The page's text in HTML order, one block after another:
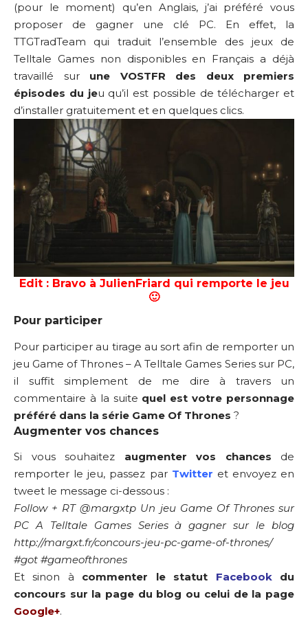
(pour le moment) qu’en Anglais, j’ai préféré vous
proposer de gagner une clé PC. En effet, la
TTGTradTeam qui traduit l’ensemble des jeux de
Telltale Games non disponibles en Français a déjà
travaillé sur une VOSTFR des deux premiers
épisodes du jeu qu’il est possible de télécharger et
d’installer gratuitement et en quelques clics.
Edit : Bravo à JulienFriard qui remporte le jeu
🙂
Pour participer
Pour participer au tirage au sort afin de remporter un
jeu Game of Thrones – A Telltale Games Series sur PC,
il suffit simplement de me dire à travers un
commentaire à la suite quel est votre personnage
préféré dans la série Game Of Thrones ?
Augmenter vos chances
Si vous souhaitez augmenter vos chances de
remporter le jeu, passez par Twitter et envoyez en
tweet le message ci-dessous :
Follow + RT @margxtp Un jeu Game Of Thrones sur
PC A Telltale Games Series à gagner sur le blog
http://margxt.fr/concours-jeu-pc-game-of-thrones/
#got #gameofthrones
Et sinon à commenter le statut Facebookdu
concours sur la page du blog ou celui de la page
Google+.